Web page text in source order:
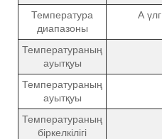
Температура
диапазоны
А
Температураның
ауытқуы
Температураның
ауытқуы
Температураның
біркелкілігі